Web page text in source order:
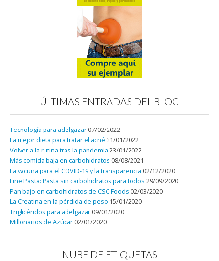
ÚLTIMAS ENTRADAS DEL BLOG
Tecnología para adelgazar 07/02/2022
La mejor dieta para tratar el acné 31/01/2022
Volver a la rutina tras la pandemia 23/01/2022
Más comida baja en carbohidratos 08/08/2021
La vacuna para el COVID-19 y la transparencia 02/12/2020
Fine Pasta: Pasta sin carbohidratos para todos 29/09/2020
Pan bajo en carbohidratos de CSC Foods 02/03/2020
La Creatina en la pérdida de peso 15/01/2020
Triglicéridos para adelgazar 09/01/2020
Millonarios de Azúcar 02/01/2020
NUBE DE ETIQUETAS